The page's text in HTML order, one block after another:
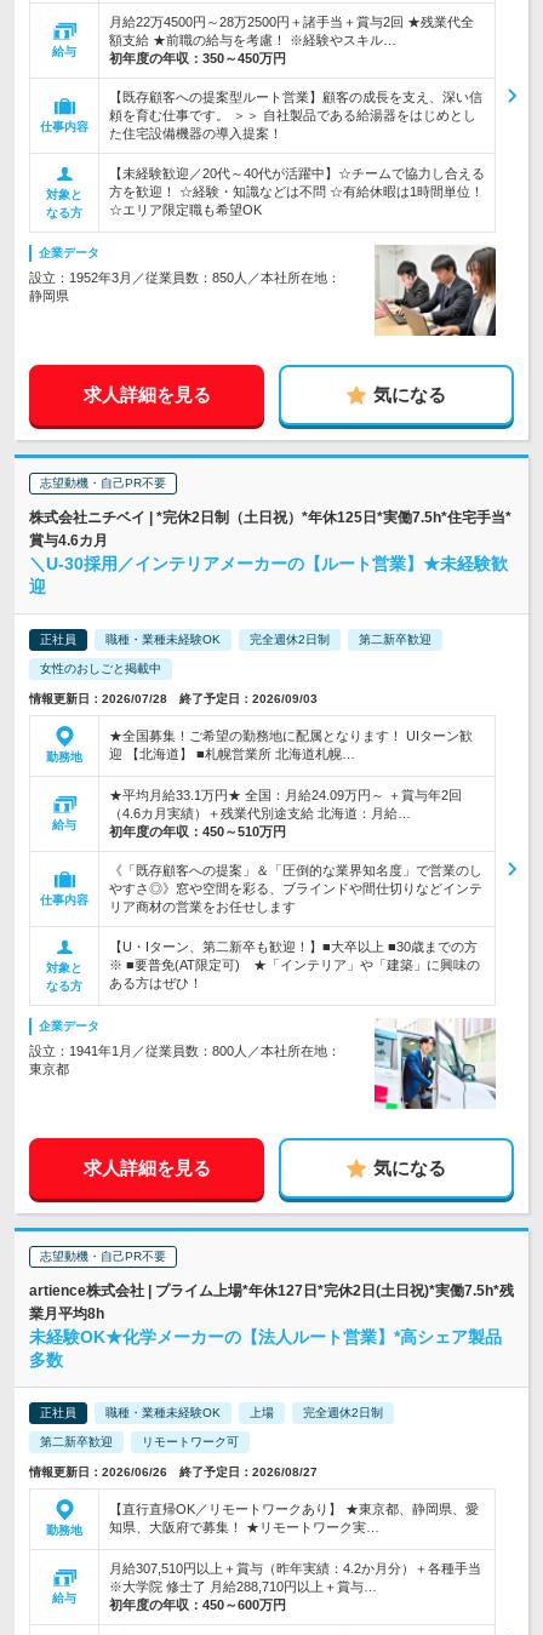
給与
月給22万4500円～28万2500円＋諸手当＋賞与2回 ★残業代全
額支給 ★前職の給与を考慮！ ※経験やスキル…
初年度の年収： 350～450万円
仕事内容
【既存顧客への提案型ルート営業】顧客の成長を支え、深い信
頼を育む仕事です。 ＞＞ 自社製品である給湯器をはじめとし
た住宅設備機器の導入提案！
対象と
なる方
【未経験歓迎／20代～40代が活躍中】☆チームで協力し合える
方を歓迎！ ☆経験・知識などは不問 ☆有給休暇は1時間単位！
☆エリア限定職も希望OK
企業データ
設立：1952年3月／従業員数：850人／本社所在地：
静岡県
求人詳細を見る 気になる
志望動機・自己PR不要
株式会社ニチベイ | *完休2日制（土日祝）*年休125日*実働7.5h*住宅手当*
賞与4.6カ月
＼U-30採用／インテリアメーカーの【ルート営業】★未経験歓
迎
正社員 職種・業種未経験OK 完全週休2日制 第二新卒歓迎
女性のおしごと掲載中
情報更新日：2026/07/28 終了予定日：2026/09/03
勤務地
★全国募集！ご希望の勤務地に配属となります！ UIターン歓
迎 【北海道】 ■札幌営業所 北海道札幌…
給与
★平均月給33.1万円★ 全国：月給24.09万円～ ＋賞与年2回
（4.6カ月実績）＋残業代別途支給 北海道：月給…
初年度の年収： 450～510万円
仕事内容
《「既存顧客への提案」＆「圧倒的な業界知名度」で営業のし
やすさ◎》窓や空間を彩る、ブラインドや間仕切りなどインテ
リア商材の営業をお任せします
対象と
なる方
【U・Iターン、第二新卒も歓迎！】■大卒以上 ■30歳までの方
※ ■要普免(AT限定可) ★「インテリア」や「建築」に興味の
ある方はぜひ！
企業データ
設立：1941年1月／従業員数：800人／本社所在地：
東京都
求人詳細を見る 気になる
志望動機・自己PR不要
artience株式会社 | プライム上場*年休127日*完休2日(土日祝)*実働7.5h*残
業月平均8h
未経験OK★化学メーカーの【法人ルート営業】*高シェア製品
多数
正社員 職種・業種未経験OK 上場 完全週休2日制
第二新卒歓迎 リモートワーク可
情報更新日：2026/06/26 終了予定日：2026/08/27
勤務地
【直行直帰OK／リモートワークあり】 ★東京都、静岡県、愛
知県、大阪府で募集！ ★リモートワーク実…
給与
月給307,510円以上＋賞与（昨年実績：4.2か月分）＋各種手当
※大学院 修士了 月給288,710円以上＋賞与…
初年度の年収： 450～600万円